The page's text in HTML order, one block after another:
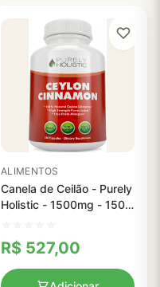
ALIMENTOS
Canela de Ceilão - Purely
Holistic - 1500mg - 150
R$ 527,00